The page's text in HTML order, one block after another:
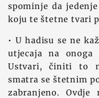
spominje da
koju te štetne tvari
• U hadisu se ne
utjecaja na onoga
Ustvari, činiti to
smatra se štetnim
zabranjeno.